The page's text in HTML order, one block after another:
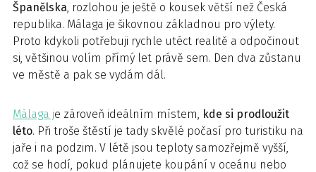
Španělska, rozlohou je ještě o kousek větší než Česká
republika. Málaga je šikovnou základnou pro výlety.
Proto kdykoli potřebuji rychle utéct realitě a odpočinout
si, většinou volím přímý let právě sem. Den dva zůstanu
ve městě a pak se vydám dál.
Málaga je zároveň ideálním místem, kde si prodloužit
léto. Při troše štěstí je tady skvělé počasí pro turistiku na
jaře i na podzim. V létě jsou teploty samozřejmě vyšší,
což se hodí, pokud plánujete koupání v oceánu nebo